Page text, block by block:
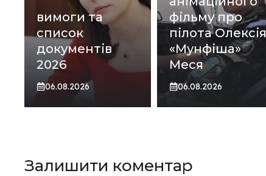
вимоги та
список
документів
2026
06.08.2026
фільму про
пілота Олексія
«Мунфіша»
Меся
06.08.2026
Залишити коментар